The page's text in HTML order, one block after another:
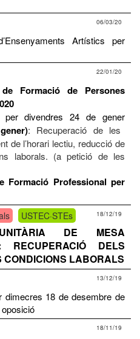
06/03/20
Artístics per
22/01/20
Formació de Persones
per divendres 24 de gener
: Recuperació de les
de l’horari lectiu, reducció de
laborals. (a petició de les
Formació Professional per
USTEC·STEs 18/12/19
DE MESA
RECUPERACIÓ DELS
CONDICIONS LABORALS
13/12/19
dimecres 18 de desembre de
18/11/19